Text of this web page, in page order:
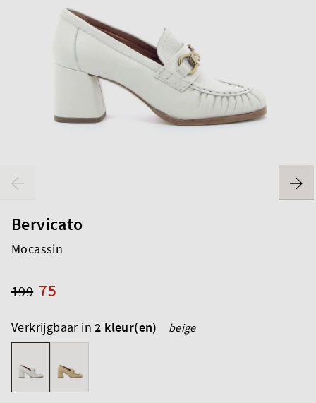
Bervicato
Mocassin
75
199
Verkrijgbaar in2 kleur(en) beige